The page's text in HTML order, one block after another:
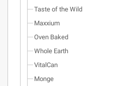
Taste of the Wild
Maxxium
Oven Baked
Whole Earth
VitalCan
Monge